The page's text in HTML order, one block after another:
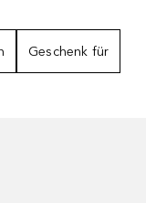
Geschenk für